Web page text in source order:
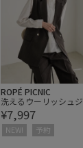
ROPÉ PICNIC
洗えるウーリッシュジ
レ・ベスト/セットアッ
プ対応
¥7,997
NEW! 予約